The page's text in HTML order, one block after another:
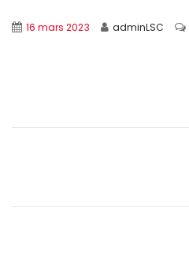
16 mars 2023 adminLSC